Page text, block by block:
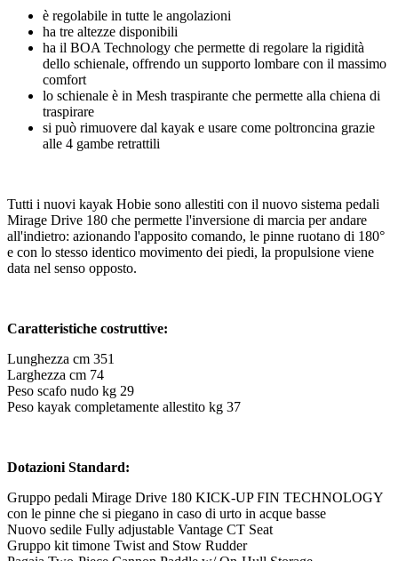
è regolabile in tutte le angolazioni
ha tre altezze disponibili
ha il BOA Technology che permette di regolare la rigidità
dello schienale, offrendo un supporto lombare con il massimo
comfort
lo schienale è in Mesh traspirante che permette alla chiena di
traspirare
si può rimuovere dal kayak e usare come poltroncina grazie
alle 4 gambe retrattili
Tutti i nuovi kayak Hobie sono allestiti con il nuovo sistema pedali
Mirage Drive 180 che permette l'inversione di marcia per andare
all'indietro: azionando l'apposito comando, le pinne ruotano di 180°
e con lo stesso identico movimento dei piedi, la propulsione viene
data nel senso opposto.
Caratteristiche costruttive:
Lunghezza cm 351
Larghezza cm 74
Peso scafo nudo kg 29
Peso kayak completamente allestito kg 37
Dotazioni Standard:
Gruppo pedali Mirage Drive 180 KICK-UP FIN TECHNOLOGY
con le pinne che si piegano in caso di urto in acque basse
Nuovo sedile Fully adjustable Vantage CT Seat
Gruppo kit timone Twist and Stow Rudder